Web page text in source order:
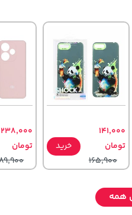
141,000
تومان
165,900
خرید
238,000
تومان
همه